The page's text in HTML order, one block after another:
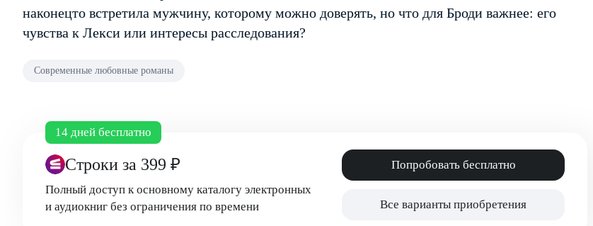
наконец­то встретила мужчину, которому можно доверять, но что для Броди важнее: его
чувства к Лекси или интересы расследования?
Современные любовные романы
14 дней бесплатно
Строки за 399 ₽
Полный доступ к основному каталогу электронных
и аудиокниг без ограничения по времени
Попробовать бесплатно
Все варианты приобретения